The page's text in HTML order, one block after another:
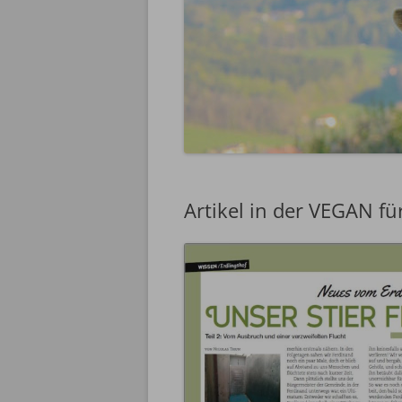
Artikel in der VEGAN